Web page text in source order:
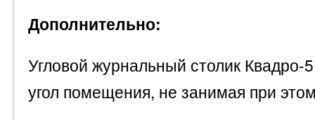
Дополнительно:
Угловой журнальный столик Квадро-
угол помещения, не занимая при